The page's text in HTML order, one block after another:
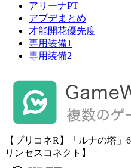
アリーナPT
アプデまとめ
才能開花優先度
専用装備1
専用装備2
【プリコネR】「ルナの塔
リンセスコネクト】